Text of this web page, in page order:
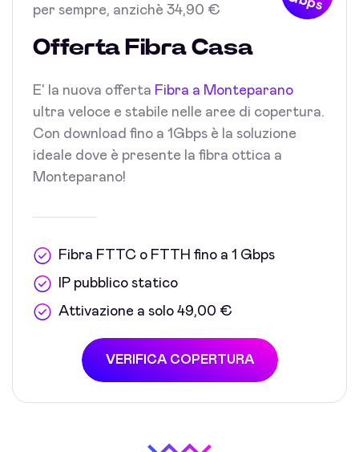
per sempre, anzichè 34,90 €
Offerta Fibra Casa
E' la nuova offerta Fibra a Monteparano
ultra veloce e stabile nelle aree di copertura.
Con download fino a 1Gbps è la soluzione
ideale dove è presente la fibra ottica a
Monteparano!
Fibra FTTC o FTTH fino a 1 Gbps
IP pubblico statico
Attivazione a solo 49,00 €
VERIFICA COPERTURA